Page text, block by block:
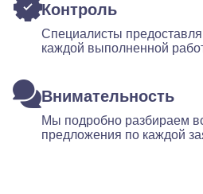
Контроль
Специалисты
каждой выполненной
Внимательность
Мы подробно разбираем
предложения по каждой